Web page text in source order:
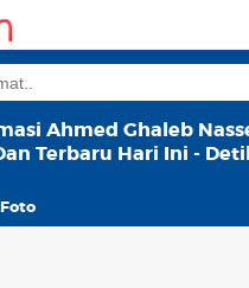
Ahmed Ghaleb
Terbaru Hari Ini -
Foto